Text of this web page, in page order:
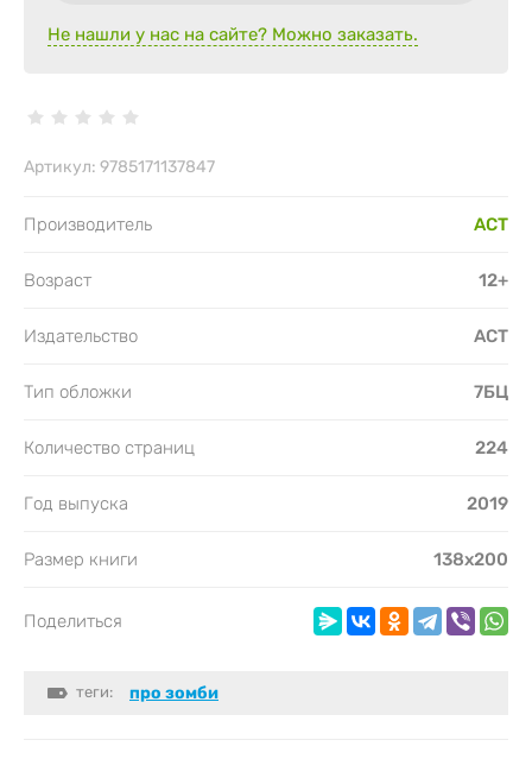
Не нашли у нас на сайте? Можно заказать.
Артикул: 9785171137847
Производитель АСТ
Возраст 12+
Издательство АСТ
Тип обложки 7БЦ
Количество страниц 224
Год выпуска 2019
Размер книги 138х200
Поделиться
теги: про зомби